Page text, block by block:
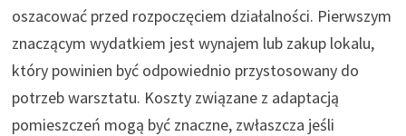
oszacować przed rozpoczęciem działalności. Pierwszym
znaczącym wydatkiem jest wynajem lub zakup lokalu,
który powinien być odpowiednio przystosowany do
potrzeb warsztatu. Koszty związane z adaptacją
pomieszczeń mogą być znaczne, zwłaszcza jeśli